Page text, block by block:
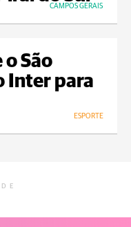
CAMPOS GERAIS
São
Inter para
ESPORTE